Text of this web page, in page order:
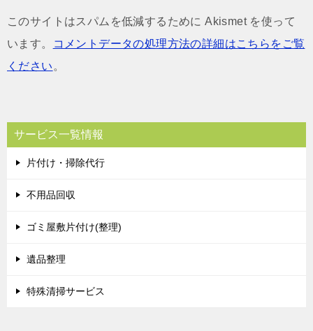
このサイトはスパムを低減するために Akismet を使って
います。
コメントデータの処理方法の詳細はこちらをご覧
ください 。
サービス一覧情報
片付け・掃除代行
不用品回収
ゴミ屋敷片付け(整理)
遺品整理
特殊清掃サービス